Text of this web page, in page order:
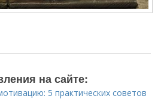
на сайте:
5 практических советов